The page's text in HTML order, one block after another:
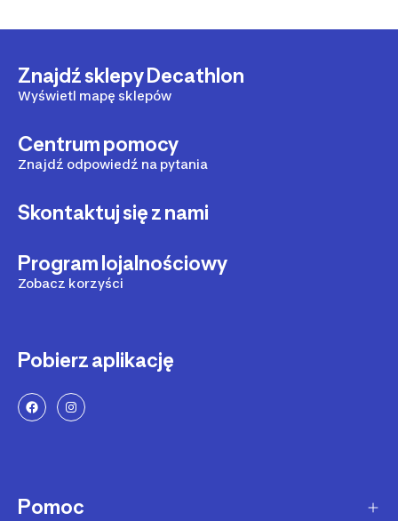
Znajdź sklepy Decathlon
Wyświetl mapę sklepów
Centrum pomocy
Znajdź odpowiedź na pytania
Skontaktuj się z nami
Program lojalnościowy
Zobacz korzyści
Pobierz aplikację
Pomoc